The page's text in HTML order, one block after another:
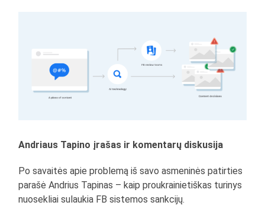
Andriaus Tapino įrašas ir komentarų diskusija
Po savaitės apie problemą iš savo asmeninės patirties
parašė Andrius Tapinas – kaip proukrainietiškas turinys
nuosekliai sulaukia FB sistemos sankcijų.